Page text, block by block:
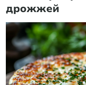
дрожжей